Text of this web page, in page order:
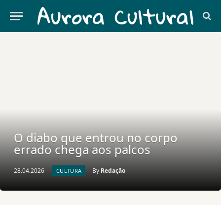
O diabo que entrou no corpo
errado chega aos palcos
28.04.2026 CULTURA By Redação